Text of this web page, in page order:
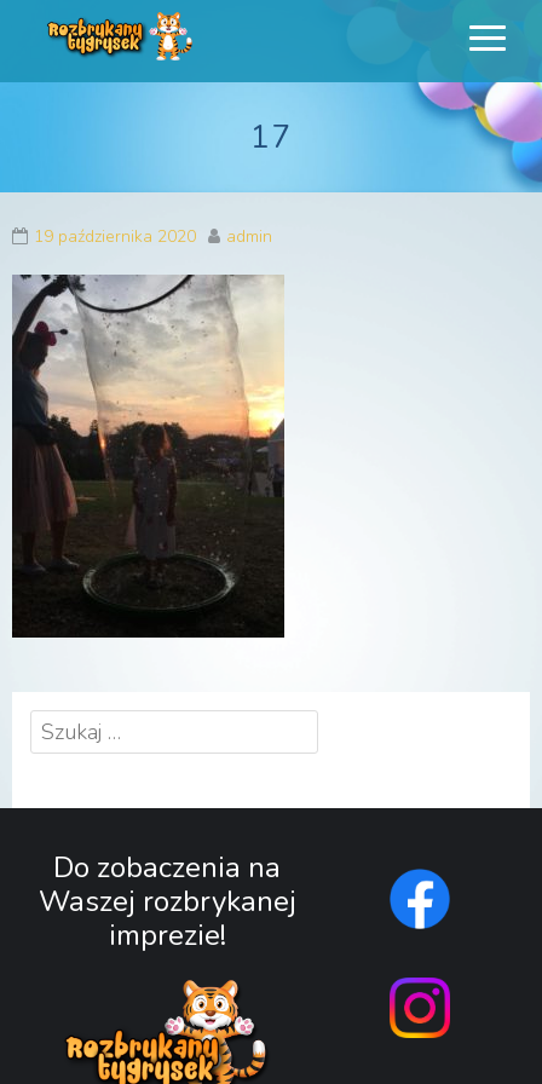
Rozbrykany
Profesjonalne animacje urodzinowe dla dzieci
17
19 października 2020 admin
Szukaj:
Do zobaczenia na
Waszej rozbrykanej
imprezie!